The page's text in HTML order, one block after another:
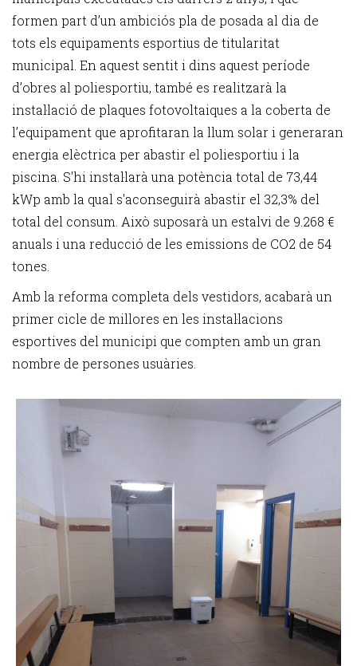
formen part d’un ambiciós pla de posada al dia de
tots els equipaments esportius de titularitat
municipal. En aquest sentit i dins aquest període
d’obres al poliesportiu, també es realitzarà la
instal·lació de plaques fotovoltaiques a la coberta de
l’equipament que aprofitaran la llum solar i generaran
energia elèctrica per abastir el poliesportiu i la
piscina. S'hi instal·larà una potència total de 73,44
kWp amb la qual s'aconseguirà abastir el 32,3% del
total del consum. Això suposarà un estalvi de 9.268 €
anuals i una reducció de les emissions de CO2 de 54
tones.
Amb la reforma completa dels vestidors, acabarà un
primer cicle de millores en les instal·lacions
esportives del municipi que compten amb un gran
nombre de persones usuàries.